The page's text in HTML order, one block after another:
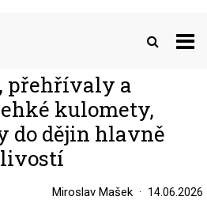
přehřívaly a
kulomety,
do dějin hlavně
Miroslav Mašek 14.06.2026